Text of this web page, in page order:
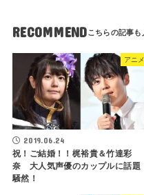
RECOMMEND
アニメ
2019.06.24
祝！ご結婚！！梶裕貴＆竹達彩
奈 大人気声優のカップルに話題
騒然！